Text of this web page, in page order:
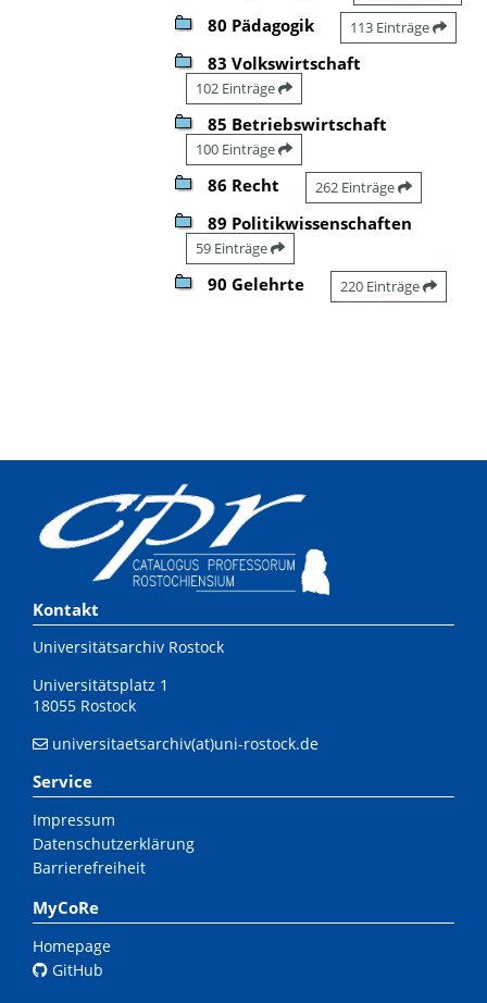
80 Pädagogik 113 Einträge
83 Volkswirtschaft
102 Einträge
85 Betriebswirtschaft
100 Einträge
86 Recht 262 Einträge
89 Politikwissenschaften
59 Einträge
90 Gelehrte 220 Einträge
Kontakt
Universitätsarchiv Rostock
Universitätsplatz 1
18055 Rostock
universitaetsarchiv(at)uni-rostock.de
Service
Impressum
Datenschutzerklärung
Barrierefreiheit
MyCoRe
Homepage
GitHub